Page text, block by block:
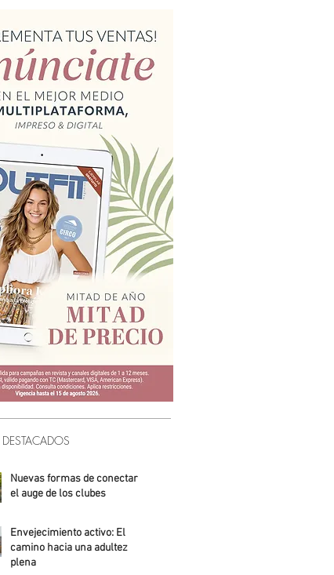
DESTACADOS
Nuevas formas de conectar:
el auge de los clubes
Envejecimiento activo: El
camino hacia una adultez
plena